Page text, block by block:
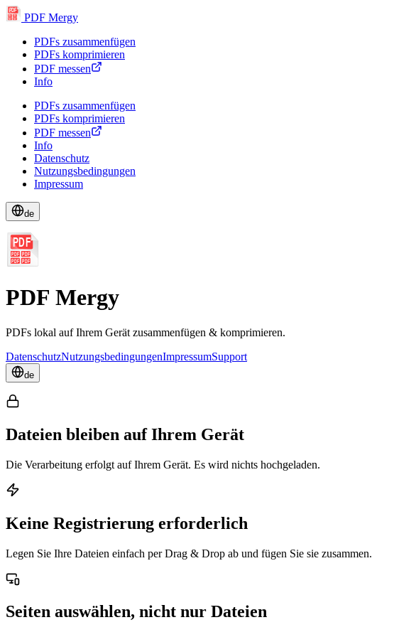
PDF
PDF
PDF
PDF
PDF
PDF Mergy
PDFs zusammenfügen
PDFs komprimieren
PDF messen
Info
PDFs zusammenfügen
PDFs komprimieren
PDF messen
Info
Datenschutz
Nutzungsbedingungen
Impressum
de
PDF
PDF
PDF
PDF
PDF
PDF Mergy
PDFs lokal auf Ihrem Gerät zusammenfügen & komprimieren.
DatenschutzNutzungsbedingungenImpressumSupport
de
Dateien bleiben auf Ihrem Gerät
Die Verarbeitung erfolgt auf Ihrem Gerät. Es wird nichts hochgeladen.
Keine Registrierung erforderlich
Legen Sie Ihre Dateien einfach per Drag & Drop ab und fügen Sie sie zusammen.
Seiten auswählen, nicht nur Dateien